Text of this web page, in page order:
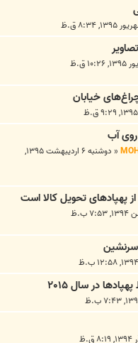
خیابان
آب
«
دوشنبه ۶ اردیبهشت ۱۳۹۵,
تحویل کالا است
سرنشین
در سال ۲۰۱۵